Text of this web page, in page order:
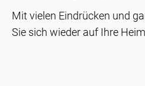
Mit vielen Eindrücken und
Sie sich wieder auf Ihre